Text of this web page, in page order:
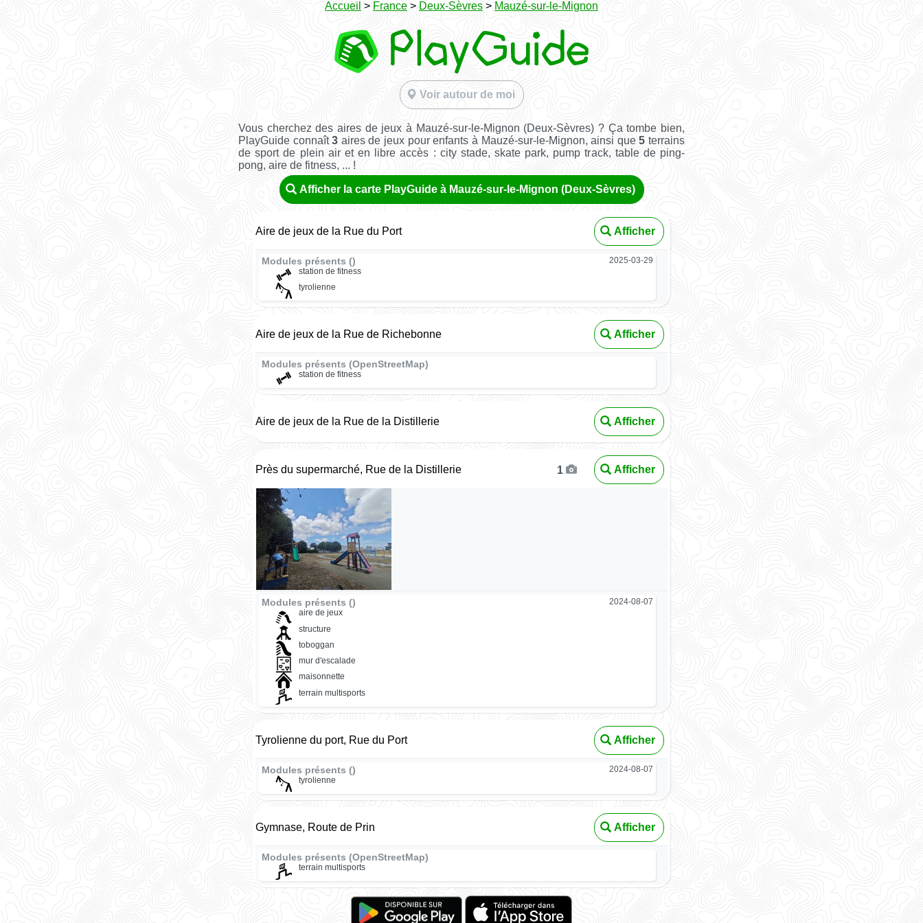
Accueil > France > Deux-Sèvres > Mauzé-sur-le-Mignon
Voir autour de moi
Vous cherchez des aires de jeux à Mauzé-sur-le-Mignon (Deux-Sèvres) ? Ça tombe bien,
PlayGuide connaît3 aires de jeux pour enfants à Mauzé-sur-le-Mignon, ainsi que5 terrains
de sport de plein air et en libre accès : city stade, skate park, pump track, table de ping-
pong, aire de fitness, ... !
Afficher la carte PlayGuide à Mauzé-sur-le-Mignon (Deux-Sèvres)
Aire de jeux de la Rue du Port Afficher
Modules présents () 2025-03-29
station de fitness
tyrolienne
Aire de jeux de la Rue de Richebonne Afficher
Modules présents (OpenStreetMap)
station de fitness
Aire de jeux de la Rue de la Distillerie Afficher
Près du supermarché, Rue de la Distillerie 1 Afficher
Modules présents () 2024-08-07
aire de jeux
structure
toboggan
mur d'escalade
maisonnette
terrain multisports
Tyrolienne du port, Rue du Port Afficher
Modules présents () 2024-08-07
tyrolienne
Gymnase, Route de Prin Afficher
Modules présents (OpenStreetMap)
terrain multisports